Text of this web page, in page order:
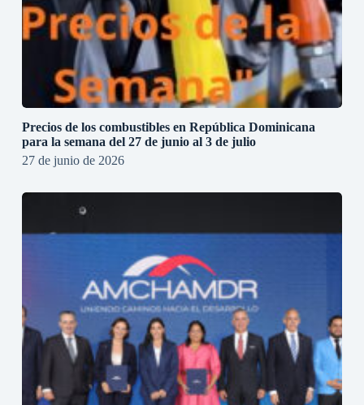
Precios de los combustibles en República Dominicana
para la semana del 27 de junio al 3 de julio
27 de junio de 2026